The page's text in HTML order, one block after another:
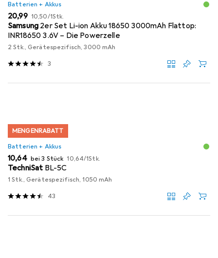
Batterien + Akkus
EUR
20,99 EUR
10,50/1Stk.
Samsung 2er Set Li-ion Akku 18650 3000mAh Flattop:
INR18650 3.6V – Die Powerzelle
2 Stk., Gerätespezifisch, 3000 mAh
3
MENGENRABATT
Batterien + Akkus
EUR
10,64 bei 3 Stück EUR
10,64/1Stk.
TechniSat BL-5C
1 Stk., Gerätespezifisch, 1050 mAh
43